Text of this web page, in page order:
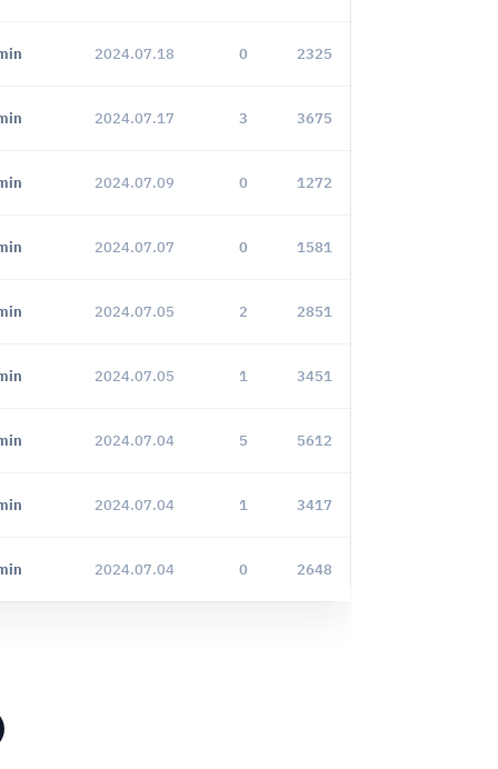
2024.07.18 0 2325
2024.07.17 3 3675
2024.07.09 0 1272
2024.07.07 0 1581
2024.07.05 2 2851
2024.07.05 1 3451
2024.07.04 5 5612
2024.07.04 1 3417
2024.07.04 0 2648